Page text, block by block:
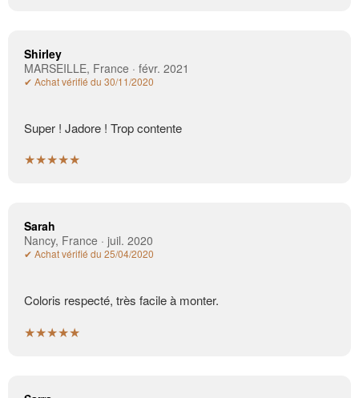
Shirley
MARSEILLE, France · févr. 2021
✔ Achat vérifié du 30/11/2020
Super ! Jadore ! Trop contente
★★★★★
Sarah
Nancy, France · juil. 2020
✔ Achat vérifié du 25/04/2020
Coloris respecté, très facile à monter.
★★★★★